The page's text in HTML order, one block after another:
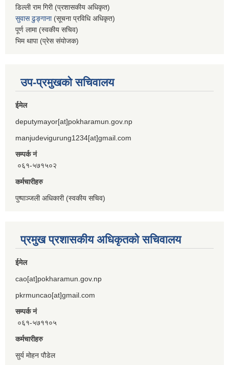
डिल्ली राम गिरी (प्रशासकीय अधिकृत)
सुवास ढुङ्गाना(सूचना प्रविधि अधिकृत)
पूर्ण लामा (स्वकीय सचिव)
भिम थापा (प्रेस संयोजक)
उप-प्रमुखको सचिवालय
ईमेल
deputymayor[at]pokharamun.gov.np
manjudevigurung1234[at]gmail.com
सम्पर्क नं
०६१-५७१५०२
कर्मचारीहरु
पुष्पाञ्जली अधिकारी (स्वकीय सचिव)
प्रमुख प्रशासकीय अधिकृतको सचिवालय
ईमेल
cao[at]pokharamun.gov.np
pkrmuncao[at]gmail.com
सम्पर्क नं
०६१-५७११०५
कर्मचारीहरु
सुर्य मोहन पौडेल